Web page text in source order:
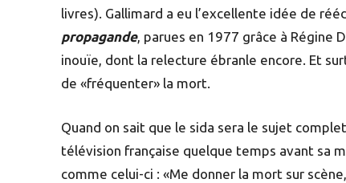
livres). Gallimard a eu l’excellente idée de
propagande, parues en 1977 grâce à Régine
inouïe, dont la relecture ébranle encore. Et
de «fréquenter» la mort.
Quand on sait que le sida sera le sujet
télévision française quelque temps avant sa
comme celui-ci : «Me donner la mort sur